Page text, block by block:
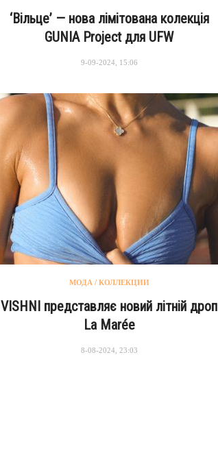
‘Вільцеʼ — нова лімітована колекція
GUNIA Project для UFW
9-09-2024, 15:06
МОДА / КОЛЛЕКЦИИ
VISHNI представляє новий літній дроп
La Marée
8-08-2024, 23:03